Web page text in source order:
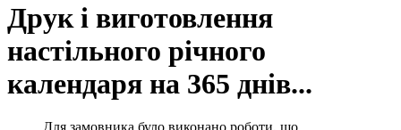
Друк і виготовлення
настільного річного
календаря на 365 днів...